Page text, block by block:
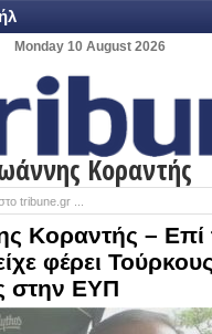
Monday 10 August 2026
Κοραντής
Κοραντής – Επί
φέρει Τούρκους
στην ΕΥΠ